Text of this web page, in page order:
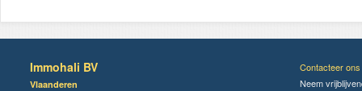
Immohali BV
Vlaanderen
Contacteer ons
Neem